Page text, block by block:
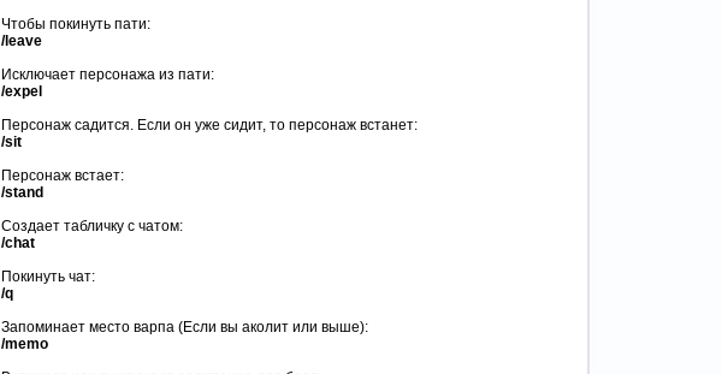
Чтобы покинуть пати:
/leave
Исключает персонажа из пати:
/expel
Персонаж садится. Если он уже сидит, то персонаж встанет:
/sit
Персонаж встает:
/stand
Создает табличку с чатом:
/chat
Покинуть чат:
/q
Запоминает место варпа (Если вы аколит или выше):
/memo